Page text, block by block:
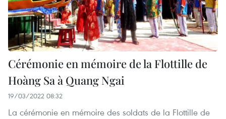
Cérémonie en mémoire de la Flottille de
Hoàng Sa à Quang Ngai
19/03/2022 08:32
La cérémonie en mémoire des soldats de la Flottille de